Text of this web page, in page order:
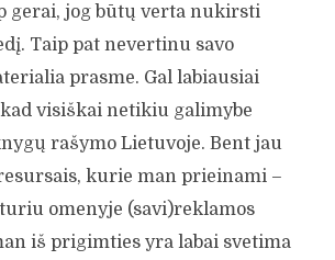
gerai, jog būtų verta nukirsti
Taip pat nevertinu savo
prasme. Gal labiausiai
visiškai netikiu galimybe
rašymo Lietuvoje. Bent jau
kurie man prieinami –
omenyje (savi)reklamos
iš prigimties yra labai svetima